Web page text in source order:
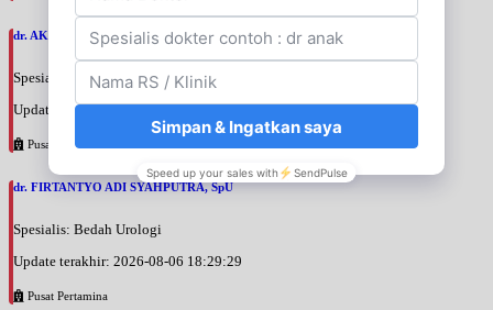
dr. AKBARI WAHYUDI KUSUMAH, SpU
Spesialis: Bedah Urologi
Update terakhir: 2026-08-06 18:38:38
Pusat Pertamina
dr. FIRTANTYO ADI SYAHPUTRA, SpU
Spesialis: Bedah Urologi
Update terakhir: 2026-08-06 18:29:29
Pusat Pertamina